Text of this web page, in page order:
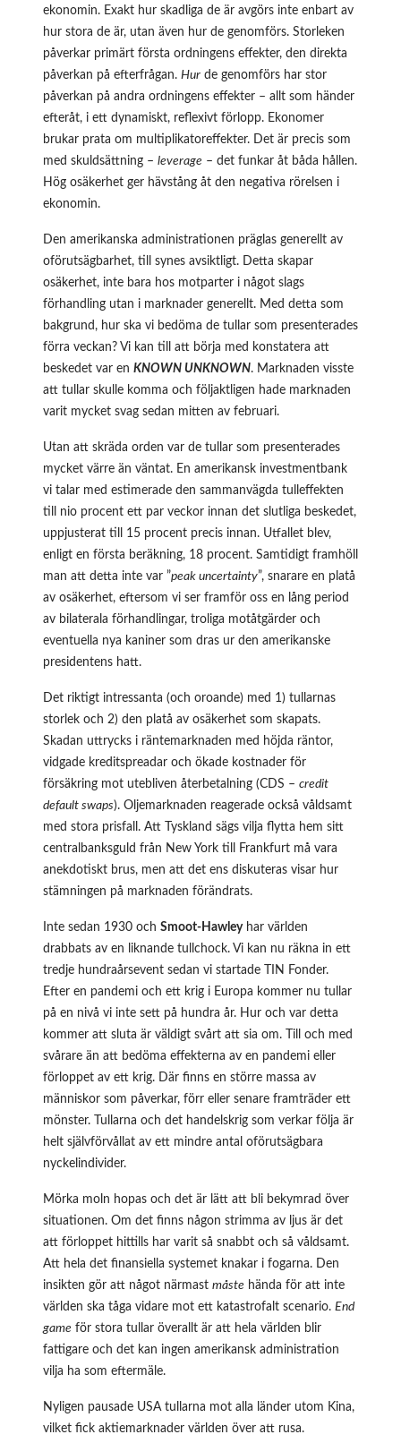
ekonomin. Exakt hur skadliga de är avgörs inte enbart av
hur stora de är, utan även hur de genomförs. Storleken
påverkar primärt första ordningens effekter, den direkta
påverkan på efterfrågan. Hur de genomförs har stor
påverkan på andra ordningens effekter – allt som händer
efteråt, i ett dynamiskt, reflexivt förlopp. Ekonomer
brukar prata om multiplikatoreffekter. Det är precis som
med skuldsättning – leverage – det funkar åt båda hållen.
Hög osäkerhet ger hävstång åt den negativa rörelsen i
ekonomin.
Den amerikanska administrationen präglas generellt av
oförutsägbarhet, till synes avsiktligt. Detta skapar
osäkerhet, inte bara hos motparter i något slags
förhandling utan i marknader generellt. Med detta som
bakgrund, hur ska vi bedöma de tullar som presenterades
förra veckan? Vi kan till att börja med konstatera att
beskedet var en KNOWN UNKNOWN. Marknaden visste
att tullar skulle komma och följaktligen hade marknaden
varit mycket svag sedan mitten av februari.
Utan att skräda orden var de tullar som presenterades
mycket värre än väntat. En amerikansk investmentbank
vi talar med estimerade den sammanvägda tulleffekten
till nio procent ett par veckor innan det slutliga beskedet,
uppjusterat till 15 procent precis innan. Utfallet blev,
enligt en första beräkning, 18 procent. Samtidigt framhöll
man att detta inte var ”peak uncertainty”, snarare en platå
av osäkerhet, eftersom vi ser framför oss en lång period
av bilaterala förhandlingar, troliga motåtgärder och
eventuella nya kaniner som dras ur den amerikanske
presidentens hatt.
Det riktigt intressanta (och oroande) med 1) tullarnas
storlek och 2) den platå av osäkerhet som skapats.
Skadan uttrycks i räntemarknaden med höjda räntor,
vidgade kreditspreadar och ökade kostnader för
försäkring mot utebliven återbetalning (CDS – credit
default swaps). Oljemarknaden reagerade också våldsamt
med stora prisfall. Att Tyskland sägs vilja flytta hem sitt
centralbanksguld från New York till Frankfurt må vara
anekdotiskt brus, men att det ens diskuteras visar hur
stämningen på marknaden förändrats.
Inte sedan 1930 och Smoot-Hawleyhar världen
drabbats av en liknande tullchock. Vi kan nu räkna in ett
tredje hundraårsevent sedan vi startade TIN Fonder.
Efter en pandemi och ett krig i Europa kommer nu tullar
på en nivå vi inte sett på hundra år. Hur och var detta
kommer att sluta är väldigt svårt att sia om. Till och med
svårare än att bedöma effekterna av en pandemi eller
förloppet av ett krig. Där finns en större massa av
människor som påverkar, förr eller senare framträder ett
mönster. Tullarna och det handelskrig som verkar följa är
helt självförvållat av ett mindre antal oförutsägbara
nyckelindivider.
Mörka moln hopas och det är lätt att bli bekymrad över
situationen. Om det finns någon strimma av ljus är det
att förloppet hittills har varit så snabbt och så våldsamt.
Att hela det finansiella systemet knakar i fogarna. Den
insikten gör att något närmast måste hända för att inte
världen ska tåga vidare mot ett katastrofalt scenario. End
game för stora tullar överallt är att hela världen blir
fattigare och det kan ingen amerikansk administration
vilja ha som eftermäle.
Nyligen pausade USA tullarna mot alla länder utom Kina,
vilket fick aktiemarknader världen över att rusa.